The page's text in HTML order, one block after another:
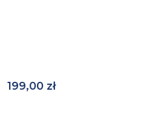
199,00 zł